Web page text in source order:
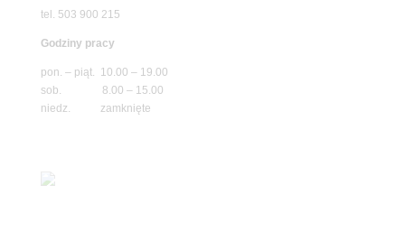
tel. 503 900 215
Godziny pracy
pon. – piąt. 10.00 – 19.00
sob. 8.00 – 15.00
niedz. zamknięte